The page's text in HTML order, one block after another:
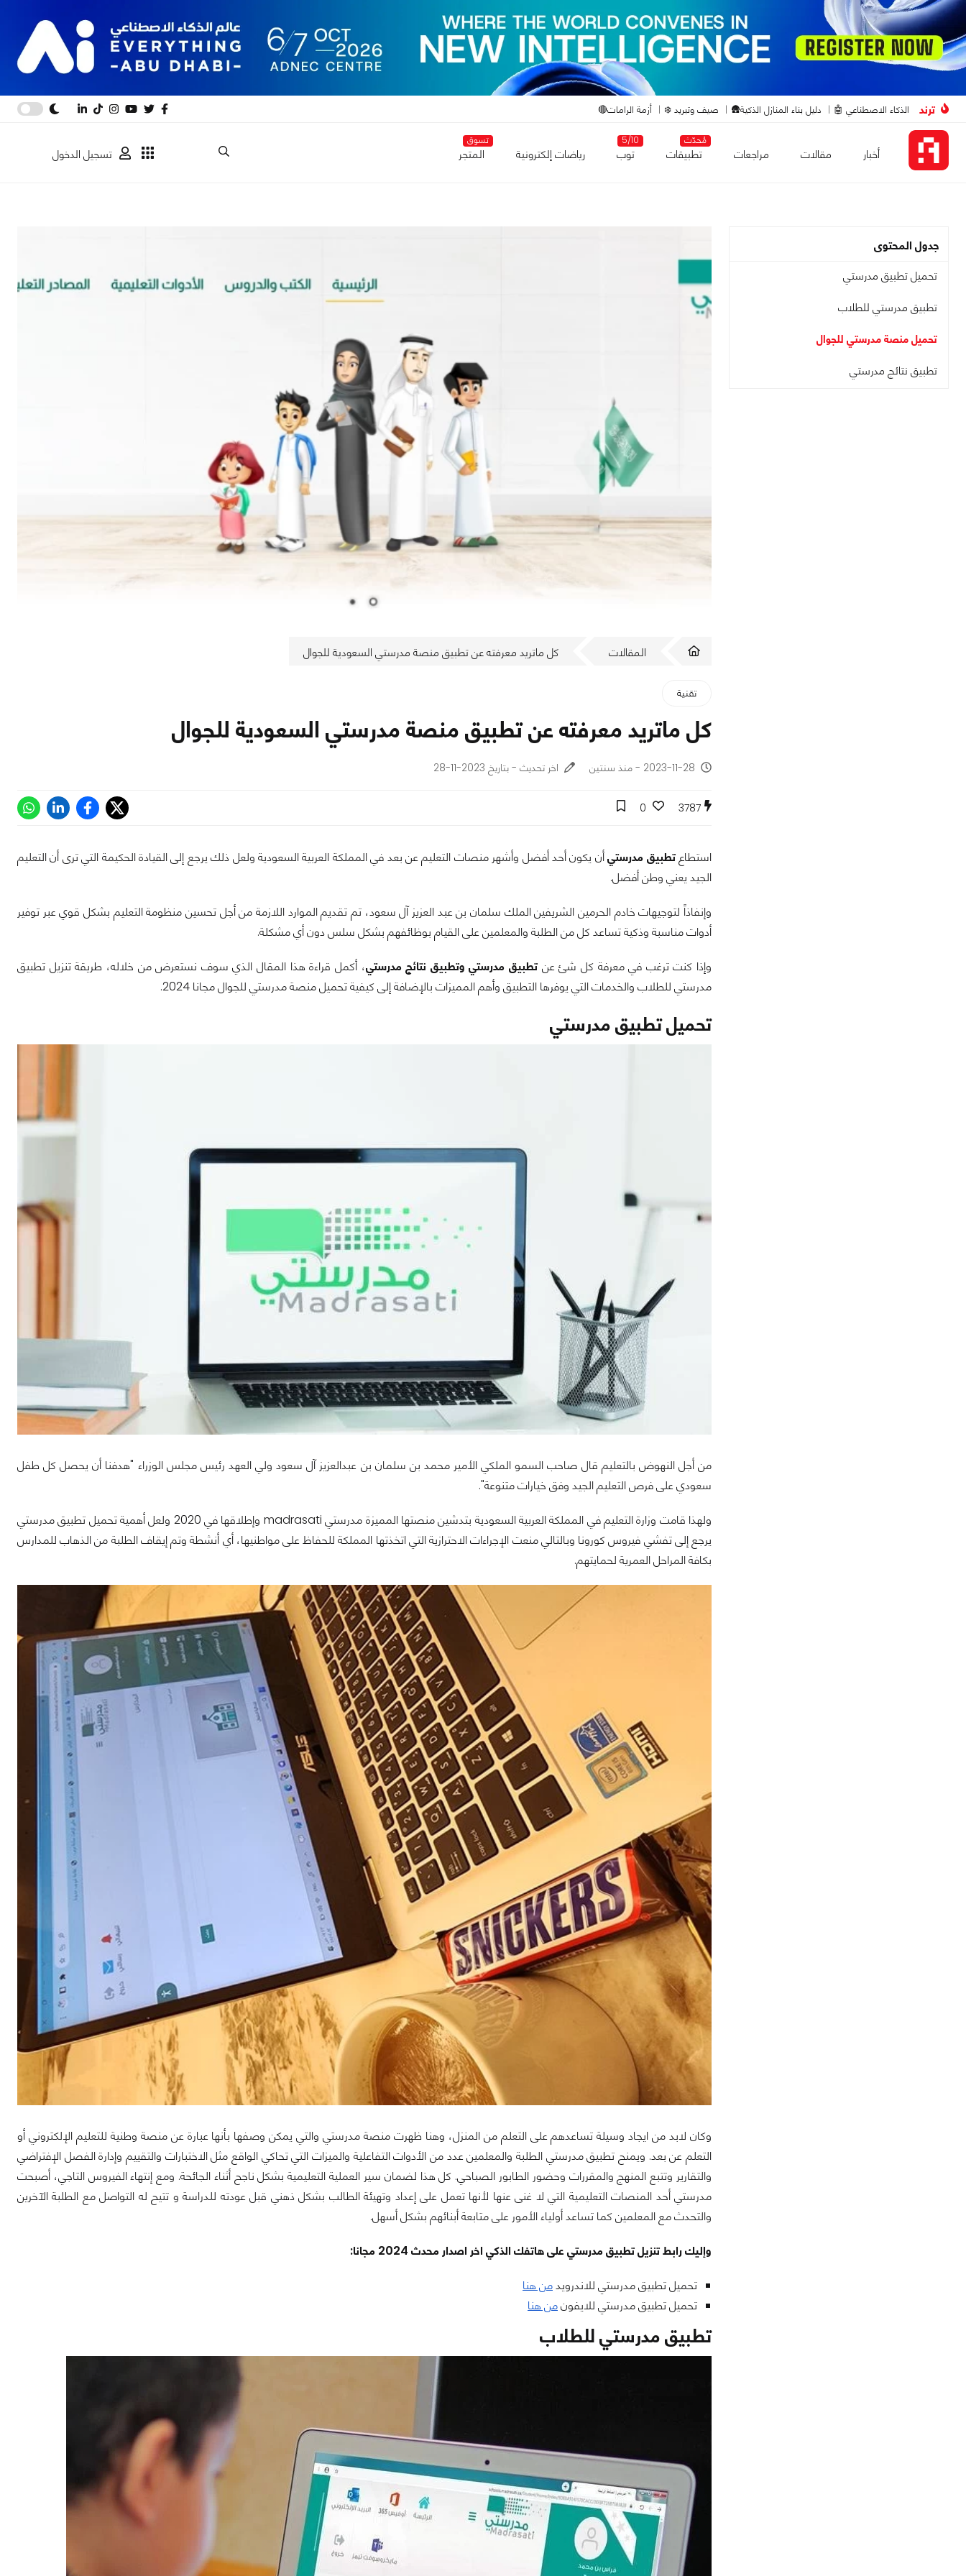
ترند الذكاء الاصطناعي 🤖 دليل بناء المنازل الذكية🛖 صيف وتبريد ❄️ أزمة الرامات🔴
أخبار مقالات مراجعات
مُحدّث
تطبيقات
5/10
توب رياضات إلكترونية
تسوق
المتجر تسجيل الدخول
جدول المحتوى
تحميل تطبيق مدرستي
تطبيق مدرستي للطلاب
تحميل منصة مدرستي للجوال
تطبيق نتائج مدرستي
المقالات كل ماتريد معرفته عن تطبيق منصة مدرستي السعودية للجوال
تقنية
كل ماتريد معرفته عن تطبيق منصة مدرستي السعودية للجوال
2023-11-28 - منذ سنتين اخر تحديث - بتاريخ 2023-11-28
3787
0
استطاعتطبيق مدرستيأن يكون أحد أفضل وأشهر منصات التعليم عن بعد في المملكة العربية السعودية ولعل ذلك يرجع إلى القيادة الحكيمة التي ترى أن التعليم
الجيد يعني وطن أفضل.
وإنفاذاً لتوجيهات خادم الحرمين الشريفين الملك سلمان بن عبد العزيز آل سعود، تم تقديم الموارد اللازمة من أجل تحسين منظومة التعليم بشكل قوي عبر توفير
أدوات مناسبة وذكية تساعد كل من الطلبة والمعلمين على القيام بوظائفهم بشكل سلس دون أي مشكلة.
وإذا كنت ترغب في معرفة كل شئ عن تطبيق مدرستي وتطبيق نتائج مدرستي، أكمل قراءة هذا المقال الذي سوف نستعرض من خلاله، طريقة تنزيل تطبيق
مدرستي للطلاب والخدمات التي يوفرها التطبيق وأهم المميزات بالإضافة إلى كيفية تحميل منصة مدرستي للجوال مجانا 2024.
تحميل تطبيق مدرستي
من أجل النهوض بالتعليم قال صاحب السمو الملكي الأمير محمد بن سلمان بن عبدالعزيز آل سعود ولي العهد رئيس مجلس الوزراء "هدفنا أن يحصل كل طفل
سعودي على فرص التعليم الجيد وفق خيارات متنوعة".
ولهذا قامت وزارة التعليم في المملكة العربية السعودية بتدشين منصتها المميزة مدرستي madrasati وإطلاقها في 2020 ولعل أهمية تحميل تطبيق مدرستي
يرجع إلى تفشي فيروس كورونا وبالتالي منعت الإجراءات الاحترازية التي اتخذتها المملكة للحفاظ على مواطنيها، أي أنشطة وتم إيقاف الطلبة من الذهاب للمدارس
بكافة المراحل العمرية لحمايتهم.
وكان لابد من ايجاد وسيلة تساعدهم على التعلم من المنزل، وهنا ظهرت منصة مدرستي والتي يمكن وصفها بأنها عبارة عن منصة وطنية للتعليم الإلكتروني أو
التعلم عن بعد. ويمنح تطبيق مدرستي الطلبة والمعلمين عدد من الأدوات التفاعلية والميزات التي تحاكي الواقع مثل الاختبارات والتقييم وإدارة الفصل الإفتراضي
والتقارير وتتبع المنهج والمقررات وحضور الطابور الصباحي. كل هذا لضمان سير العملية التعليمية بشكل ناجح أثناء الجائحة. ومع إنتهاء الفيروس التاجي، أصبحت
مدرستي أحد المنصات التعليمية التي لا غنى عنها لأنها تعمل على إعداد وتهيئة الطالب بشكل ذهني قبل عودته للدراسة و تتيح له التواصل مع الطلبة الآخرين
والتحدث مع المعلمين كما تساعد أولياء الأمور على متابعة أبنائهم بشكل أسهل.
وإليك رابط تنزيل تطبيق مدرستي على هاتفك الذكي اخر اصدار محدث 2024 مجانا:
تحميل تطبيق مدرستي للاندرويدمن هنا
تحميل تطبيق مدرستي للايفونمن هنا
تطبيق مدرستي للطلاب